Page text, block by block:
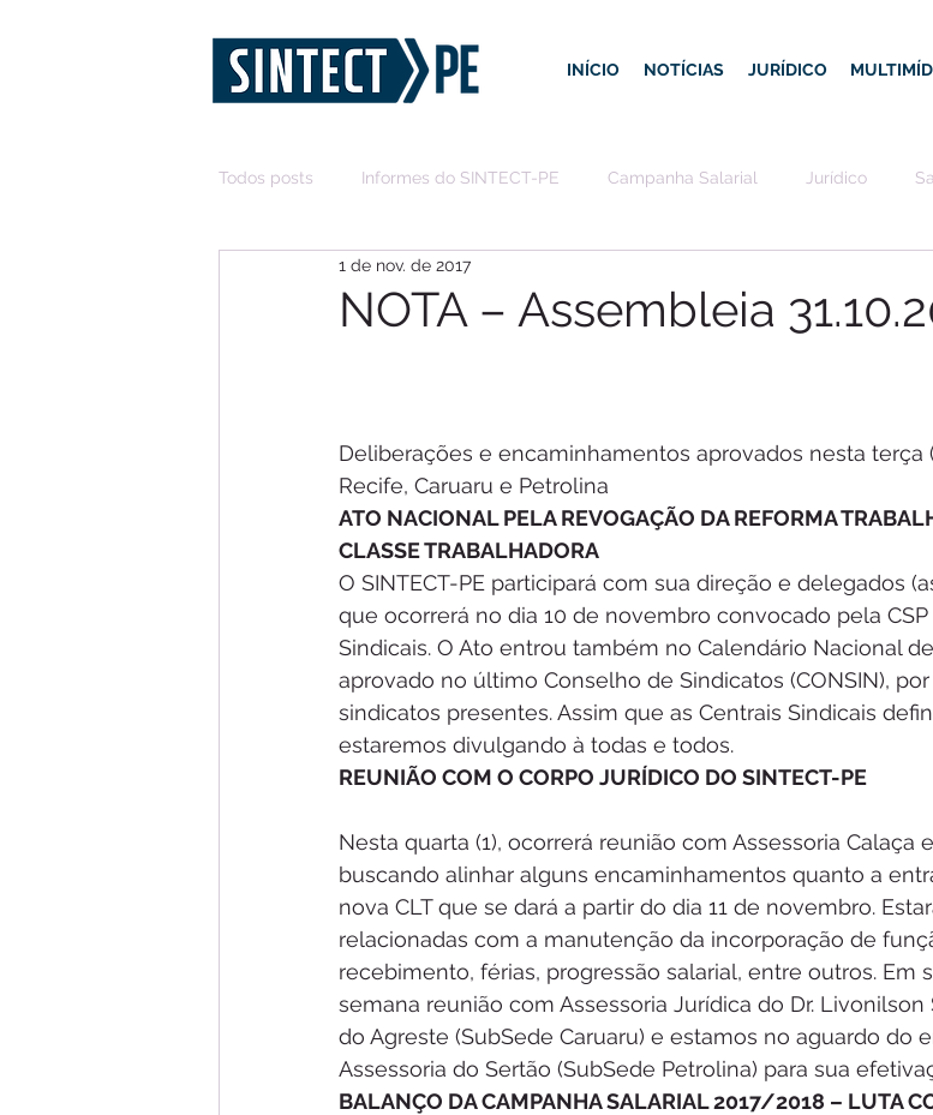
INÍCIO NOTÍCIAS JURÍDICO
Todos posts Informes do SINTECT-PE Campanha Salarial Jurídico
NOTA – Assembleia
1 de nov. de 2017
Deliberações e encaminhamentos aprovados nesta terça
Recife, Caruaru e Petrolina
ATO NACIONAL PELA REVOGAÇÃO DA REFORMA
CLASSE TRABALHADORA
O SINTECT-PE participará com sua direção e delegados
que ocorrerá no dia 10 de novembro convocado pela
Sindicais. O Ato entrou também no Calendário Nacional
aprovado no último Conselho de Sindicatos (CONSIN),
sindicatos presentes. Assim que as Centrais Sindicais
estaremos divulgando à todas e todos.
REUNIÃO COM O CORPO JURÍDICO DO SINTECT-PE
Nesta quarta (1), ocorrerá reunião com Assessoria Calaça
buscando alinhar alguns encaminhamentos quanto a
nova CLT que se dará a partir do dia 11 de novembro.
relacionadas com a manutenção da incorporação de
recebimento, férias, progressão salarial, entre outros. Em
semana reunião com Assessoria Jurídica do Dr.
do Agreste (SubSede Caruaru) e estamos no aguardo do
Assessoria do Sertão (SubSede Petrolina) para sua
BALANÇO DA CAMPANHA SALARIAL 2017/2018 – LUTA